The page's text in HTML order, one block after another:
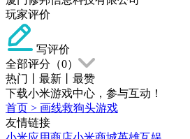
玩家评价
写评价
全部评分（0）
热门
最新
最赞
下载小米游戏中心，参与互动！
首页 > 画线救狗头游戏
友情链接